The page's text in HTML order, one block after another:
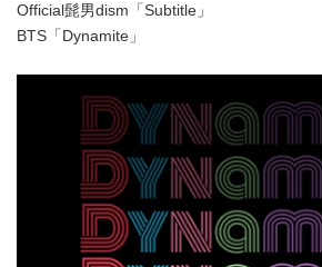
Official髭男dism「Subtitle」
BTS「Dynamite」